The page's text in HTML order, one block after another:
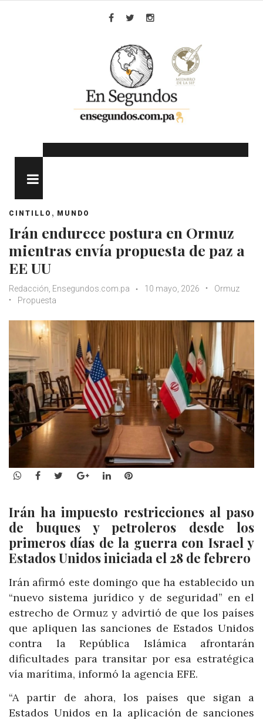
CINTILLO , MUNDO
Irán endurece postura en Ormuz
mientras envía propuesta de paz a
EE UU
Redacción, Ensegundos.com.pa 10 mayo, 2026
Ormuz
Propuesta
WhatsApp
Facebook
TwitterGoogle+LinkedInPinterest
Irán ha impuesto restricciones al paso
de buques y petroleros desde los
primeros días de la guerra con Israel y
Estados Unidos iniciada el 28 de febrero
Irán afirmó este domingo que ha establecido un
“nuevo sistema jurídico y de seguridad” en el
estrecho de Ormuz y advirtió de que los países
que apliquen las sanciones de Estados Unidos
contra la República Islámica afrontarán
dificultades para transitar por esa estratégica
vía marítima, informó la agencia EFE.
“A partir de ahora, los países que sigan a
Estados Unidos en la aplicación de sanciones